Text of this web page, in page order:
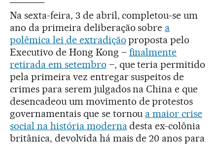
Na sexta-feira, 3 de abril, completou-se um
ano da primeira deliberação sobre a
polêmica lei de extradição proposta pelo
Executivo de Hong Kong – finalmente
retirada em setembro –, que teria permitido
pela primeira vez entregar suspeitos de
crimes para serem julgados na China e que
desencadeou um movimento de protestos
governamentais que se tornou a maior crise
social na história modernadesta ex-colônia
britânica, devolvida há mais de 20 anos para